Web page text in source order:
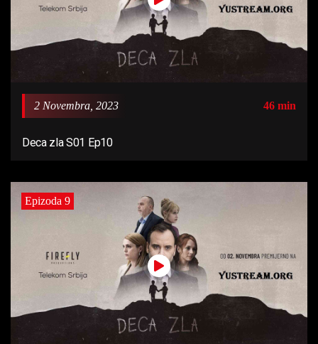
2 Novembra, 2023 46 min
Deca zla S01 Ep10
Epizoda 9